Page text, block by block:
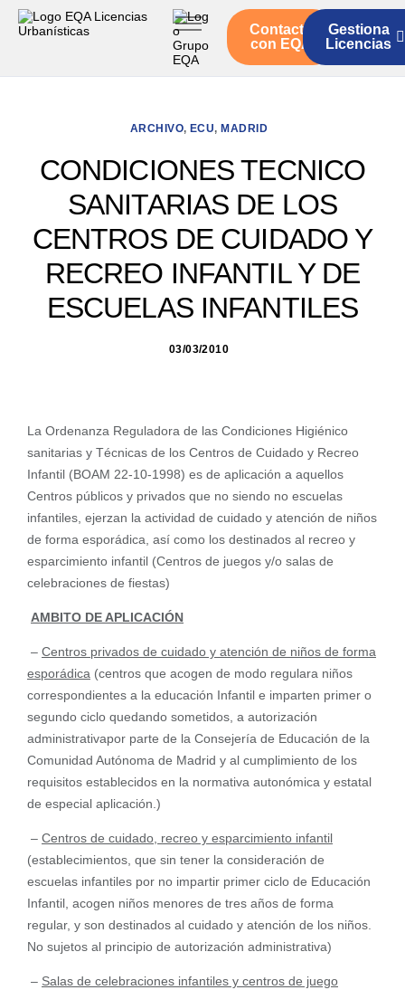
Servicios
Contacto
con EQA
Gestiona
Licencias
ARCHIVO, ECU, MADRID
CONDICIONES TECNICO
SANITARIAS DE LOS
CENTROS DE CUIDADO Y
RECREO INFANTIL Y DE
ESCUELAS INFANTILES
03/03/2010
La Ordenanza Reguladora de las Condiciones Higiénico
sanitarias y Técnicas de los Centros de Cuidado y Recreo
Infantil (BOAM 22-10-1998) es de aplicación a aquellos
Centros públicos y privados que no siendo no escuelas
infantiles, ejerzan la actividad de cuidado y atención de niños
de forma esporádica, así como los destinados al recreo y
esparcimiento infantil (Centros de juegos y/o salas de
celebraciones de fiestas)
AMBITO DE APLICACIÓN
– Centros privados de cuidado y atención de niños de forma
esporádica (centros que acogen de modo regulara niños
correspondientes a la educación Infantil e imparten primer o
segundo ciclo quedando sometidos, a autorización
administrativapor parte de la Consejería de Educación de la
Comunidad Autónoma de Madrid y al cumplimiento de los
requisitos establecidos en la normativa autonómica y estatal
de especial aplicación.)
– Centros de cuidado, recreo y esparcimiento infantil
(establecimientos, que sin tener la consideración de
escuelas infantiles por no impartir primer ciclo de Educación
Infantil, acogen niños menores de tres años de forma
regular, y son destinados al cuidado y atención de los niños.
No sujetos al principio de autorización administrativa)
– Salas de celebraciones infantiles y centros de juego